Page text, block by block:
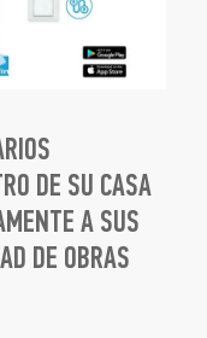
DE SU CASA
A SUS
DE OBRAS